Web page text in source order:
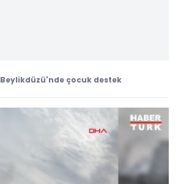
Beylikdüzü'nde çocuk destek